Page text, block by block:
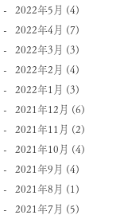
2022年5月 (4)
2022年4月 (7)
2022年3月 (3)
2022年2月 (4)
2022年1月 (3)
2021年12月 (6)
2021年11月 (2)
2021年10月 (4)
2021年9月 (4)
2021年8月 (1)
2021年7月 (5)